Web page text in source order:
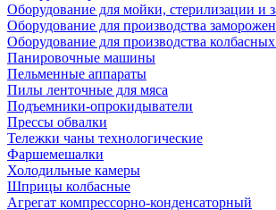
Оборудование для мойки, стерилизации и
Оборудование для производства
Оборудование для производства
Панировочные машины
Пельменные аппараты
Пилы ленточные для мяса
Подъемники-опрокидыватели
Прессы обвалки
Тележки чаны технологические
Фаршемешалки
Холодильные камеры
Шприцы колбасные
Агрегат компрессорно-конденсаторный